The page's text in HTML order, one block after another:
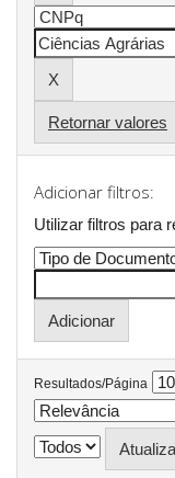
Retornar valores
Adicionar filtros:
Utilizar filtros para
Resultados/Página